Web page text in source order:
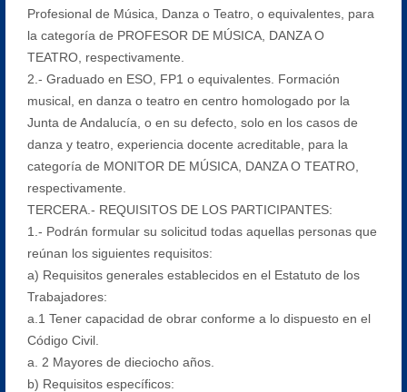
Profesional de Música, Danza o Teatro, o equivalentes, para
la categoría de PROFESOR DE MÚSICA, DANZA O
TEATRO, respectivamente.
2.- Graduado en ESO, FP1 o equivalentes. Formación
musical, en danza o teatro en centro homologado por la
Junta de Andalucía, o en su defecto, solo en los casos de
danza y teatro, experiencia docente acreditable, para la
categoría de MONITOR DE MÚSICA, DANZA O TEATRO,
respectivamente.
TERCERA.- REQUISITOS DE LOS PARTICIPANTES:
1.- Podrán formular su solicitud todas aquellas personas que
reúnan los siguientes requisitos:
a) Requisitos generales establecidos en el Estatuto de los
Trabajadores:
a.1 Tener capacidad de obrar conforme a lo dispuesto en el
Código Civil.
a. 2 Mayores de dieciocho años.
b) Requisitos específicos: